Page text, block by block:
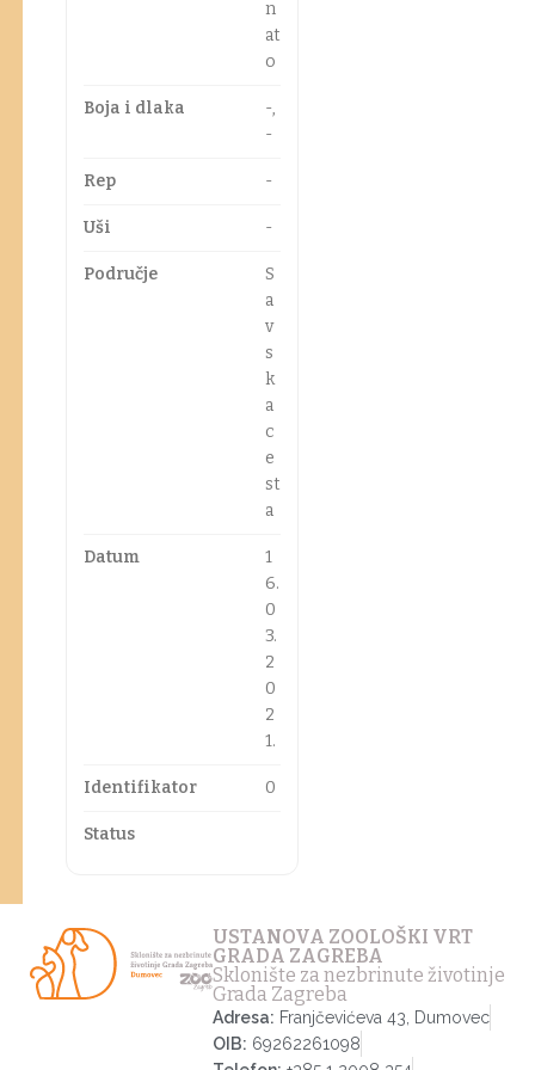
n
at
o
Boja i dlaka
-,
-
Rep -
Uši -
Područje
S
a
v
s
k
a
c
e
st
a
Datum
1
6.
0
3.
2
0
2
1.
Identifikator 0
Status
USTANOVA ZOOLOŠKI VRT
GRADA ZAGREBA
Sklonište za nezbrinute životinje
Grada Zagreba
Adresa: Franjčevićeva 43, Dumovec
OIB: 69262261098